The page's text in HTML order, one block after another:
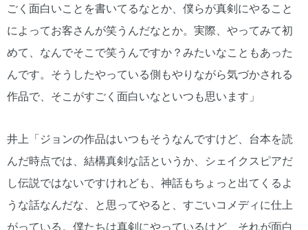
ごく面白いことを書いてるなとか、僕らが真剣にやること
によってお客さんが笑うんだなとか。実際、やってみて初
めて、なんでそこで笑うんですか？みたいなこともあった
んです。そうしたやっている側もやりながら気づかされる
作品で、そこがすごく面白いなといつも思います」
井上「ジョンの作品はいつもそうなんですけど、台本を読
んだ時点では、結構真剣な話というか、シェイクスピアだ
し伝説ではないですけれども、神話もちょっと出てくるよ
うな話なんだな、と思ってやると、すごいコメディに仕上
がっている。僕たちは真剣にやっているけど、それが面白